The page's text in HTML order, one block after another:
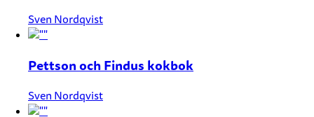
Sven Nordqvist
Pettson och Findus kokbok
Sven Nordqvist